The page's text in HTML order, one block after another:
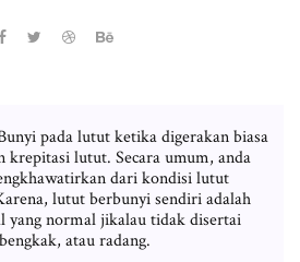
Bunyi pada lutut ketika digerakan biasa
krepitasi lutut. Secara umum, anda
dari kondisi lutut
lutut berbunyi sendiri adalah
yang normal jikalau tidak disertai
atau radang.